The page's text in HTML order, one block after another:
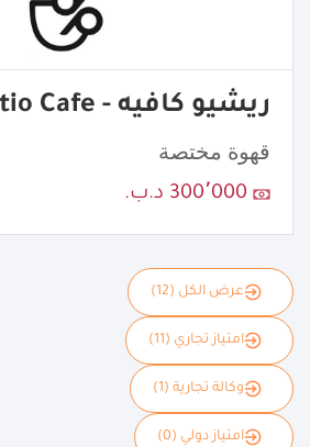
ريشيو كافيه - Ratio Cafe
قهوة مختصة
300٬000 د.ب.
عرض الكل (12)
امتياز تجاري (11)
وكالة تجارية (1)
امتياز دولي (0)